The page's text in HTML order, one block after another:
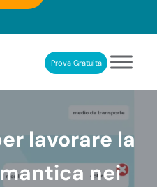
Prova Gratuita
lavorare la
nei